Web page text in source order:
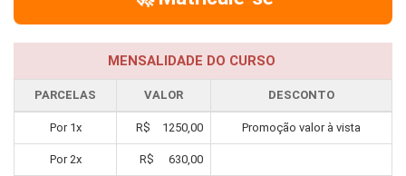
MENSALIDADE DO CURSO
PARCELAS VALOR DESCONTO
Por 1x R$ 1250,00 Promoção valor à vista
Por2x R$ 630,00